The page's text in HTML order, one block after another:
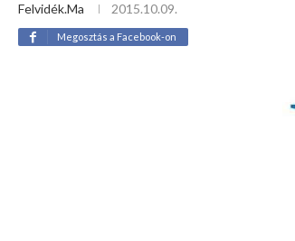
Felvidék.ma 2015.10.09.
Megosztás a Facebook-on